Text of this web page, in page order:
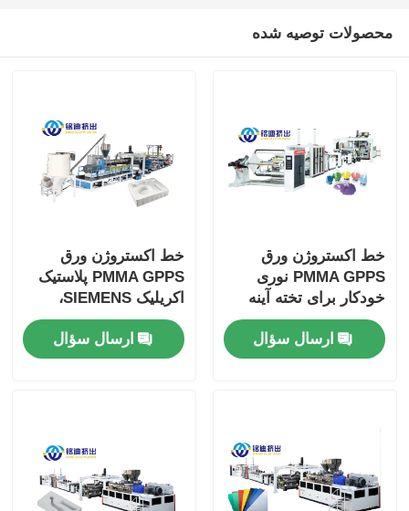
محصولات توصیه شده
خط اکستروژن ورق
PMMA GPPS نوری
خودکار برای تخته آینه
شفاف 550 کیلوگرم در
ساعت 700 کیلوگرم در
ساعت 900 کیلوگرم در
ارسال سؤال
خط اکستروژن ورق
PMMA GPPS پلاستیک
اکریلیک SIEMENS،
اکسترودر ورق شفاف
نوری
ارسال سؤال